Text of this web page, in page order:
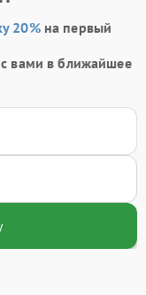
20%на первый
вами в ближайшее